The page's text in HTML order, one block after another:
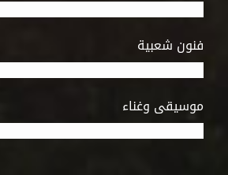
فنون شعبية
موسيقى وغناء